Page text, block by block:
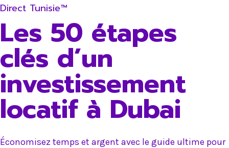
Direct Tunisie™
Les 50 étapes
clés d’un
investissement
locatif à Dubai
Économisez temps et argent avec le guide ultime pour